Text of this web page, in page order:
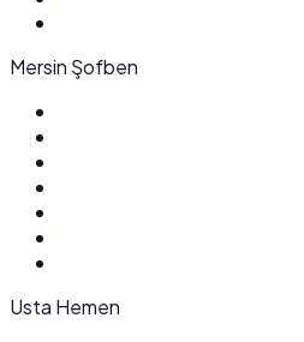
Mersin Şofben
Usta Hemen